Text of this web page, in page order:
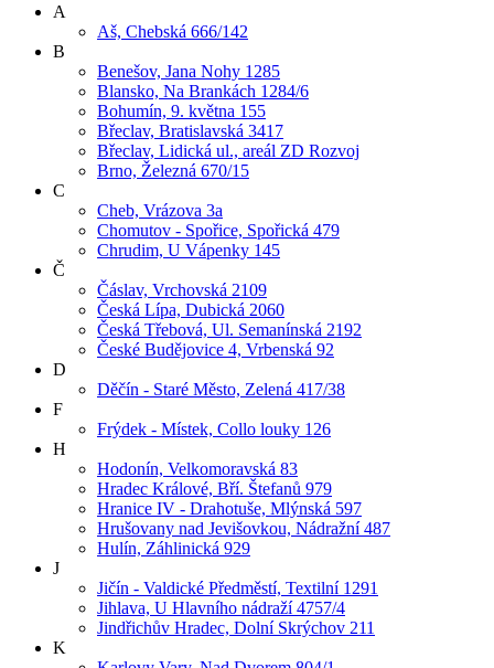
A
Aš, Chebská 666/142
B
Benešov, Jana Nohy 1285
Blansko, Na Brankách 1284/6
Bohumín, 9. května 155
Břeclav, Bratislavská 3417
Břeclav, Lidická ul., areál ZD Rozvoj
Brno, Železná 670/15
C
Cheb, Vrázova 3a
Chomutov - Spořice, Spořická 479
Chrudim, U Vápenky 145
Č
Čáslav, Vrchovská 2109
Česká Lípa, Dubická 2060
Česká Třebová, Ul. Semanínská 2192
České Budějovice 4, Vrbenská 92
D
Děčín - Staré Město, Zelená 417/38
F
Frýdek - Místek, Collo louky 126
H
Hodonín, Velkomoravská 83
Hradec Králové, Bří. Štefanů 979
Hranice IV - Drahotuše, Mlýnská 597
Hrušovany nad Jevišovkou, Nádražní 487
Hulín, Záhlinická 929
J
Jičín - Valdické Předměstí, Textilní 1291
Jihlava, U Hlavního nádraží 4757/4
Jindřichův Hradec, Dolní Skrýchov 211
K